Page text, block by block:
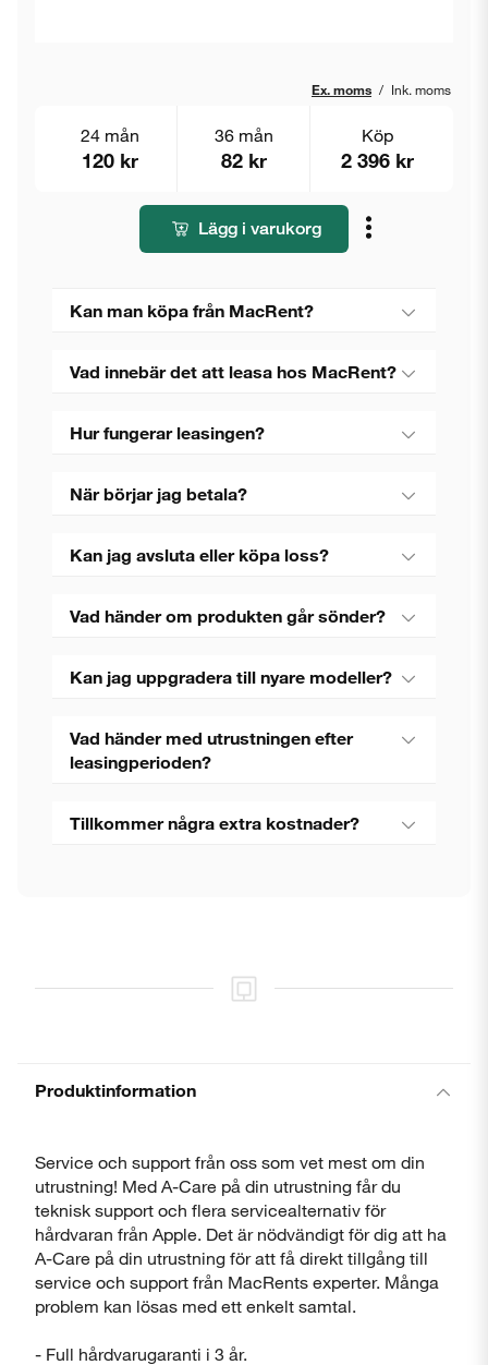
Ex. moms / Ink. moms
24 mån
120 kr
36 mån
82 kr
Köp
2 396 kr
Lägg i varukorg
Kan man köpa från MacRent?
Vad innebär det att leasa hos MacRent?
Hur fungerar leasingen?
När börjar jag betala?
Kan jag avsluta eller köpa loss?
Vad händer om produkten går sönder?
Kan jag uppgradera till nyare modeller?
Vad händer med utrustningen efter
leasingperioden?
Tillkommer några extra kostnader?
Produktinformation
Service och support från oss som vet mest om din
utrustning! Med A-Care på din utrustning får du
teknisk support och flera servicealternativ för
hårdvaran från Apple. Det är nödvändigt för dig att ha
A-Care på din utrustning för att få direkt tillgång till
service och support från MacRents experter. Många
problem kan lösas med ett enkelt samtal.
- Full hårdvarugaranti i 3 år.